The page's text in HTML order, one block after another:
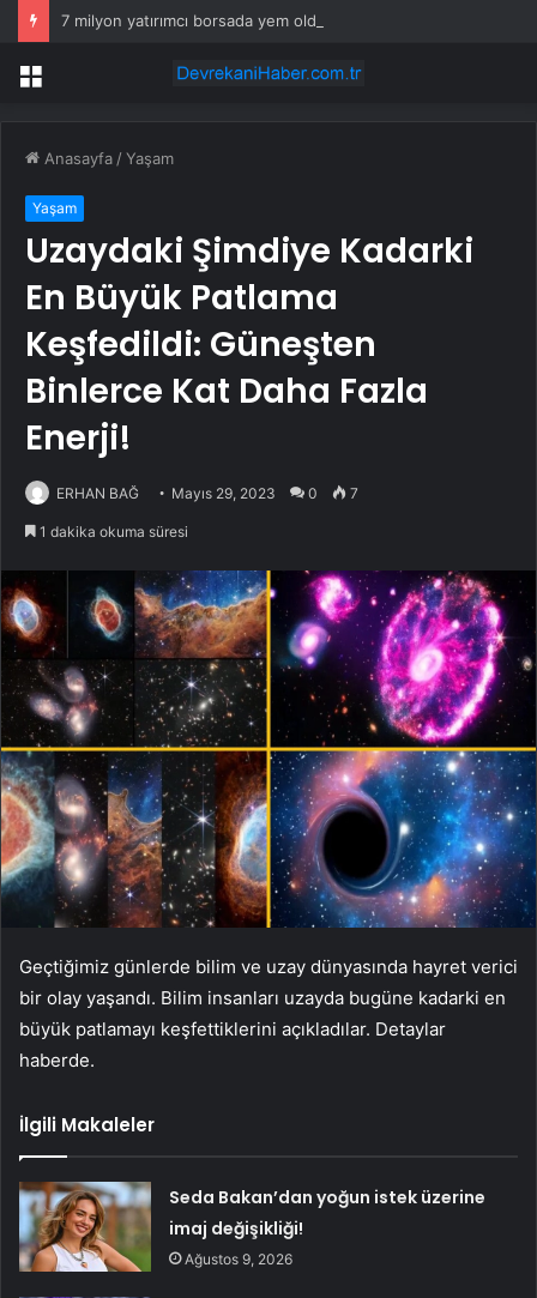
7 milyon yatırımcı borsada yem oldu
Menü
Anasayfa /Yaşam
Yaşam
Uzaydaki Şimdiye Kadarki
En Büyük Patlama
Keşfedildi: Güneşten
Binlerce Kat Daha Fazla
Enerji!
ERHAN BAĞ Mayıs 29, 2023 0 7
1 dakika okuma süresi
Geçtiğimiz günlerde bilim ve uzay dünyasında hayret verici
bir olay yaşandı. Bilim insanları uzayda bugüne kadarki en
büyük patlamayı keşfettiklerini açıkladılar. Detaylar
haberde.
İlgili Makaleler
Seda Bakan’dan yoğun istek üzerine
imaj değişikliği!
Ağustos 9, 2026